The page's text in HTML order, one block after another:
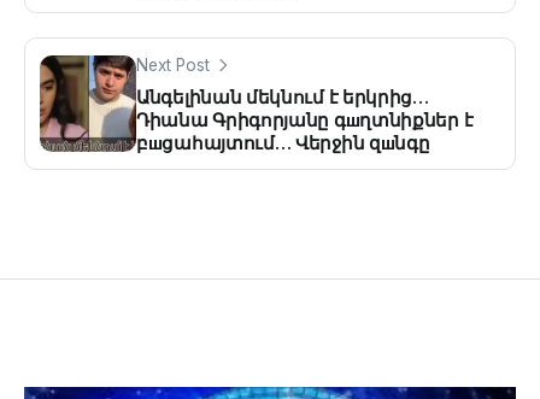
Next Post
Անգելինան մեկնում է երկրից…
Դիանա Գրիգորյանը գшղտնիքներ է
բшցահայտում… Վերջին զшնգը